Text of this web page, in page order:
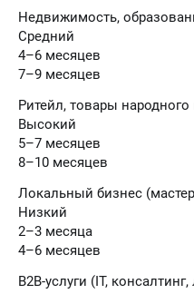
Недвижимость,
Средний
4–6 месяцев
7–9 месяцев
Ритейл, товары народного
Высокий
5–7 месяцев
8–10 месяцев
Локальный бизнес
Низкий
2–3 месяца
4–6 месяцев
B2B-услуги (IT,